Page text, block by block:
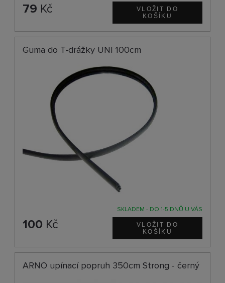
79 Kč
Guma do T-drážky UNI 100cm
SKLADEM - DO 1-5 DNŮ U VÁS
100 Kč
ARNO upínací popruh 350cm Strong - černý